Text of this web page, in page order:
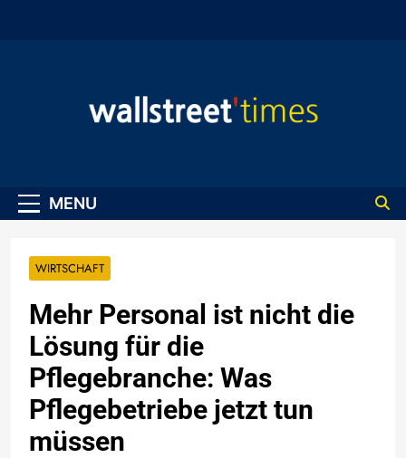
MENU
WIRTSCHAFT
Mehr Personal ist nicht die
Lösung für die
Pflegebranche: Was
Pflegebetriebe jetzt tun
müssen